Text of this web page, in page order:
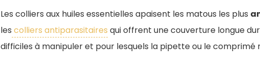
Les colliers aux huiles essentielles apaisent les matous les plus
les colliers antiparasitaires qui offrent une couverture longue
difficiles à manipuler et pour lesquels la pipette ou le comprimé